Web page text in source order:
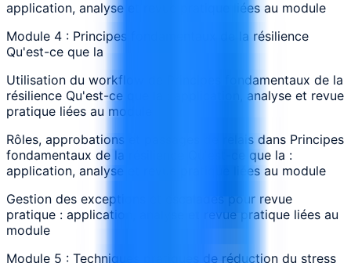
application, analyse et revue pratique liées au module
Module 4 : Principes fondamentaux de la résilience
Qu'est-ce que la
Utilisation du workflow de Principes fondamentaux de la
résilience Qu'est-ce que la : application, analyse et revue
pratique liées au module
Rôles, approbations et passages de relais dans Principes
fondamentaux de la résilience Qu'est-ce que la :
application, analyse et revue pratique liées au module
Gestion des exceptions et escalades pour revue
pratique : application, analyse et revue pratique liées au
module
Module 5 : Techniques pratiques de réduction du stress